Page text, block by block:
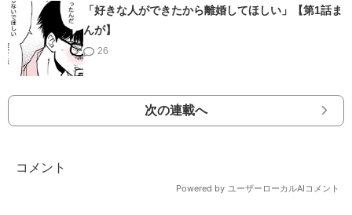
「好きな人ができたから離婚してほしい」【第1話ま
んが】
26
次の連載へ